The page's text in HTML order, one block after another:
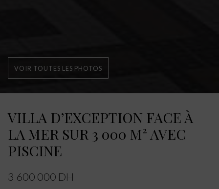
VOIR TOUTES LES PHOTOS
VILLA D’EXCEPTION FACE À
LA MER SUR 3 000 M² AVEC
PISCINE
3 600 000 DH